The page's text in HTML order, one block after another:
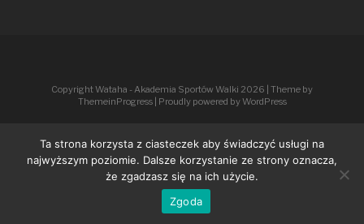
Copyright Wataha - Akademia Sportów Walki 2026 | Theme by
ThemeinProgress
| Proudly powered by WordPress
Ta strona korzysta z ciasteczek aby świadczyć usługi na
najwyższym poziomie. Dalsze korzystanie ze strony oznacza,
że zgadzasz się na ich użycie.
Zgoda